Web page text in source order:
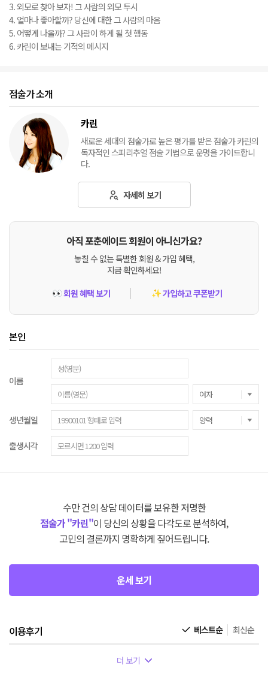
3. 외모로 찾아 보자! 그 사람의 외모 투시
4. 얼마나 좋아할까? 당신에 대한 그 사람의 마음
5. 어떻게 나올까? 그 사람이 하게 될 첫 행동
6. 카린이 보내는 기적의 메시지
점술가 소개
카린
새로운 세대의 점술가로 높은 평가를 받은 점술가 카린의
독자적인 스피리추얼 점술 기법으로 운명을 가이드합니
다.
자세히 보기
아직 포춘에이드 회원이 아니신가요?
놓칠 수 없는 특별한 회원 & 가입 혜택,
지금 확인하세요!
👀회원 혜택 보기 ✨가입하고 쿠폰받기
본인
이름
생년월일
출생시각
수만 건의 상담 데이터를 보유한 저명한
점술가 "카린"이 당신의 상황을 다각도로 분석하여,
고민의 결론까지 명확하게 짚어드립니다.
운세 보기
이용후기 베스트순 최신순
더 보기